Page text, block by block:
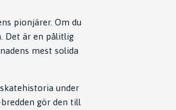
pionjärer. Om du
Det är en pålitlig
mest solida
under
gör den till